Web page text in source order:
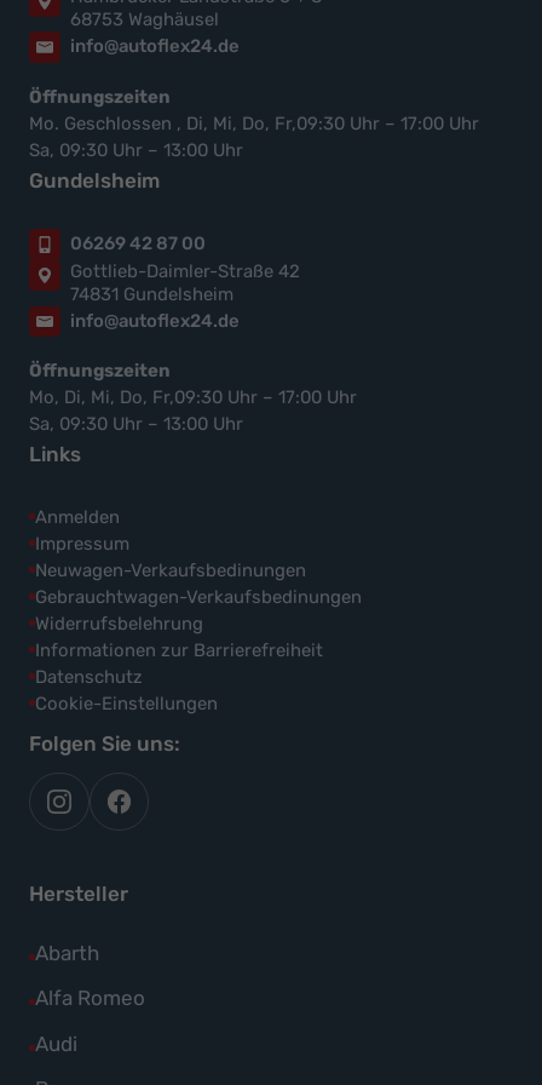
68753 Waghäusel
info@autoflex24.de
Öffnungszeiten
Mo. Geschlossen , Di, Mi, Do, Fr,09:30 Uhr – 17:00 Uhr
Sa, 09:30 Uhr – 13:00 Uhr
Gundelsheim
06269 42 87 00
Gottlieb-Daimler-Straße 42
74831 Gundelsheim
info@autoflex24.de
Öffnungszeiten
Mo, Di, Mi, Do, Fr,09:30 Uhr – 17:00 Uhr
Sa, 09:30 Uhr – 13:00 Uhr
Links
Anmelden
Impressum
Neuwagen-Verkaufsbedinungen
Gebrauchtwagen-Verkaufsbedinungen
Widerrufsbelehrung
Informationen zur Barrierefreiheit
Datenschutz
Cookie-Einstellungen
Folgen Sie uns:
autoflex
auf
autoflex24
auf
Hersteller
Abarth
Alle
Fahrzeuge
Abarth
Alfa Romeo
Alle
Fahrzeuge
Audi
Alle
Fahrzeuge